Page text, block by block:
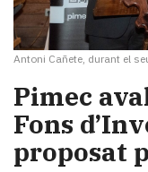
Antoni Cañete, durant el
Pimec
Fons
proposat